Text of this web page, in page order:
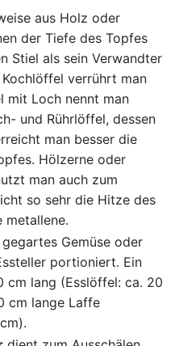
aus Holz oder
der Tiefe des Topfes
Stiel als sein Verwandter
verrührt man
mit Loch nennt man
und Rührlöffel, dessen
man besser die
Hölzerne oder
man auch zum
so sehr die Hitze des
metallene.
Gemüse oder
portioniert. Ein
cm lang (Esslöffel: ca. 20
cm lange Laffe